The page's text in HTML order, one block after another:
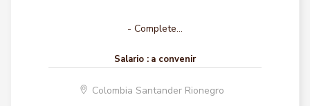
- Complete...
Salario : a convenir
Colombia Santander Rionegro